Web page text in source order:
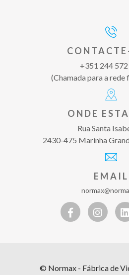
+351 244
(Chamada para a rede
ONDE
Rua Santa
2430-475 Marinha
EMAIL
© Normax - Fábrica de